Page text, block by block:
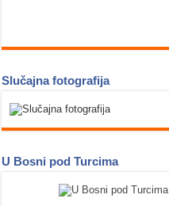
Slučajna fotografija
U Bosni pod Turcima